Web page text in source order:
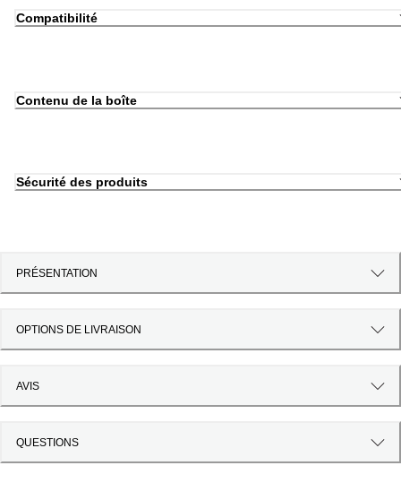
Compatibilité
Contenu de la boîte
Sécurité des produits
PRÉSENTATION
OPTIONS DE LIVRAISON
AVIS
QUESTIONS